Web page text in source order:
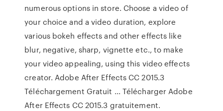
numerous options in store. Choose a video of
your choice and a video duration, explore
various bokeh effects and other effects like
blur, negative, sharp, vignette etc., to make
your video appealing, using this video effects
creator. Adobe After Effects CC 2015.3
Téléchargement Gratuit ... Télécharger Adobe
After Effects CC 2015.3 gratuitement.